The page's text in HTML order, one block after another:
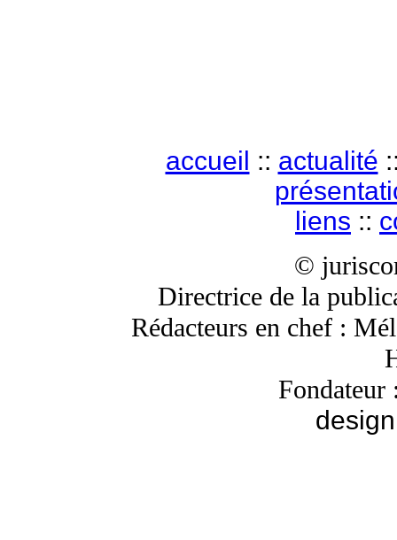
accueil :: actualité
liens ::
©
Directrice de la
Rédacteurs en chef :
design